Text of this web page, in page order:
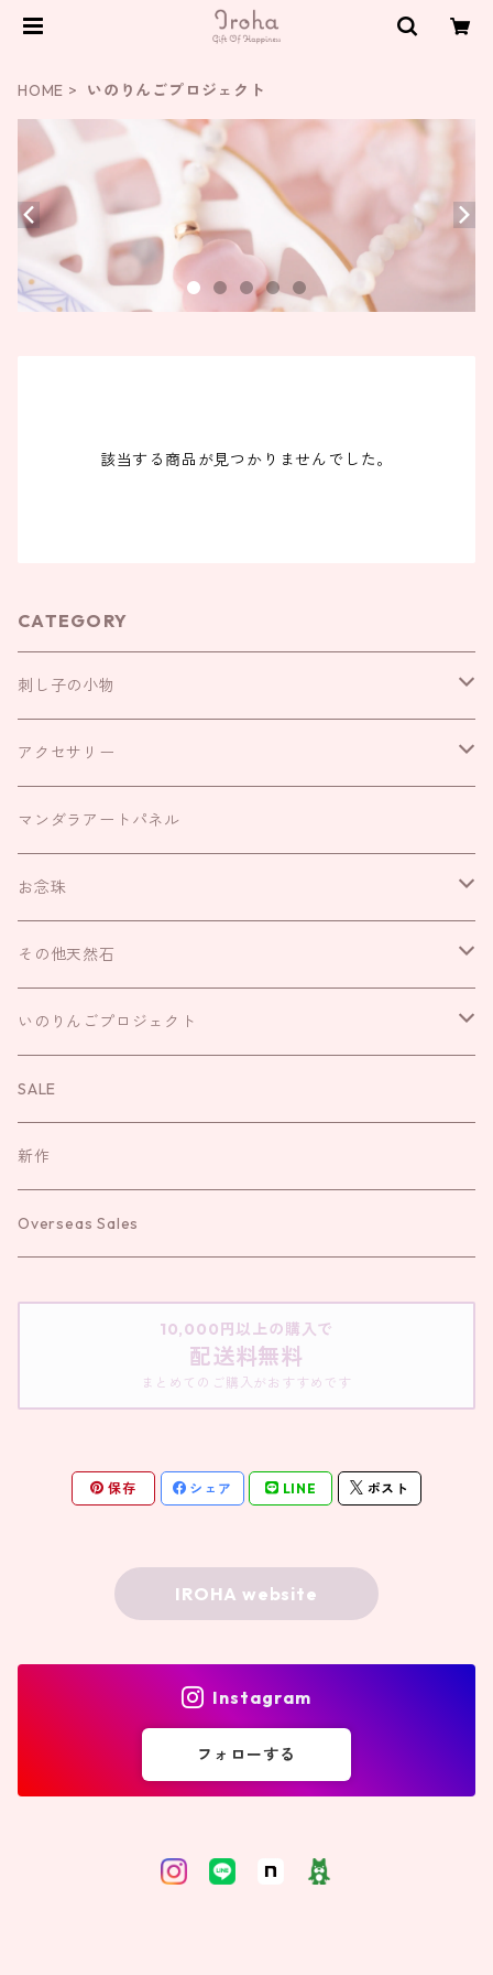
HOME いのりんごプロジェクト
該当する商品が見つかりませんでした。
CATEGORY
刺し子の小物
お守り袋
お財布袋
がま口
巾着
キーリング
袱紗
アクセサリー
耳飾り
ネックレス
リング
ブレスレット
マンダラアートパネル
お念珠
IROHAのお念珠
いのりんごプロジェクト
お直し
その他天然石
さざれ
お守り
いのりんごプロジェクト
お念珠
SALE
新作
Overseas Sales
10,000円以上の購入で
配送料無料
まとめてのご購入がおすすめです
保存 シェア LINE ポスト
IROHA website
Instagram
フォローする